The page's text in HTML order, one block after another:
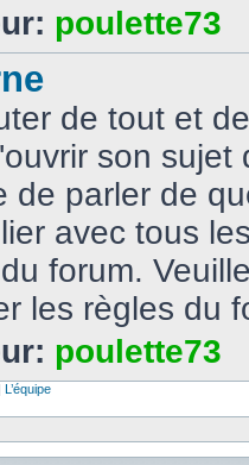
poulette73
de tout et
son sujet
de parler de
avec tous
forum.
les règles du
poulette73
L’équipe